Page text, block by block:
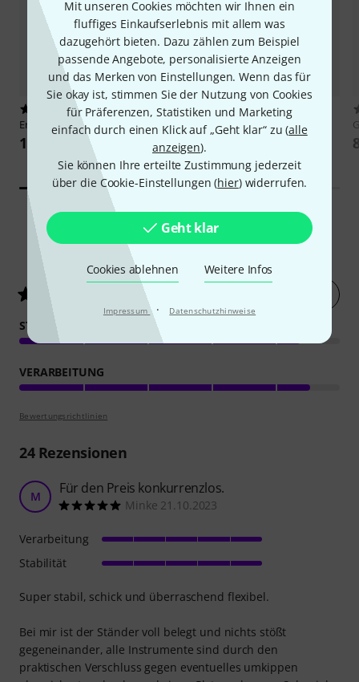
Mit unseren Cookies möchten wir Ihnen ein
fluffiges Einkaufserlebnis mit allem was
dazugehört bieten. Dazu zählen zum Beispiel
passende Angebote, personalisierte Anzeigen
und das Merken von Einstellungen. Wenn das für
Sie okay ist, stimmen Sie der Nutzung von Cookies
für Präferenzen, Statistiken und Marketing
einfach durch einen Klick auf „Geht klar“ zu (alle
anzeigen).
Sie können Ihre erteilte Zustimmung jederzeit
über die Cookie-Einstellungen (hier) widerrufen.
Geht klar
Cookies ablehnen Weitere Infos
Impressum · Datenschutzhinweise
925
Ernie Ball3221 3 Pack
15,30 CHF
5293
ThomannNT 0910 AC/PSA
9,80 CHF
Kundenbewertungen
/ 5
STABILITÄT
VERARBEITUNG
Bewertungsrichtlinien
24Rezensionen
M Für den Preis konkurrenzlos.
Minke 21.10.2023
Super stabil, schick und überraschend flexibel.
Bei mir ist der Ständer voll belegt und nichts stößt
gegeneinander, alle Instrumente sind durch den
praktischen Verschluss gegen eventuelles umkippen
Verarbeitung
Stabilität